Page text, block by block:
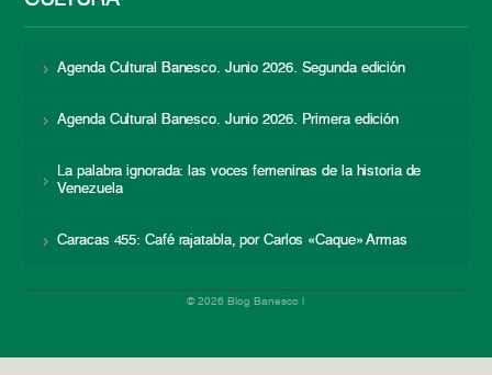
Agenda Cultural Banesco. Junio 2026. Segunda edición
Agenda Cultural Banesco. Junio 2026. Primera edición
La palabra ignorada: las voces femeninas de la historia de
Venezuela
Caracas 455: Café rajatabla, por Carlos «Caque» Armas
© 2026 Blog Banesco |